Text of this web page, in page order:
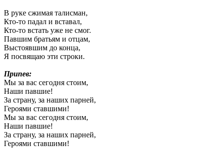
В руке сжимая талисман,
Кто-то падал и вставал,
Кто-то встать уже не смог.
Павшим братьям и отцам,
Выстоявшим до конца,
Я посвящаю эти строки.
Припев:
Мы за вас сегодня стоим,
Наши павшие!
За страну, за наших парней,
Героями ставшими!
Мы за вас сегодня стоим,
Наши павшие!
За страну, за наших парней,
Героями ставшими!